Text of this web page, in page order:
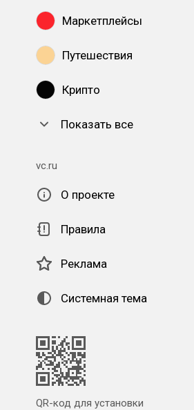
Маркетплейсы
Путешествия
Крипто
Показать все
vc.ru
О проекте
Правила
Реклама
Системная тема
QR-код для установки